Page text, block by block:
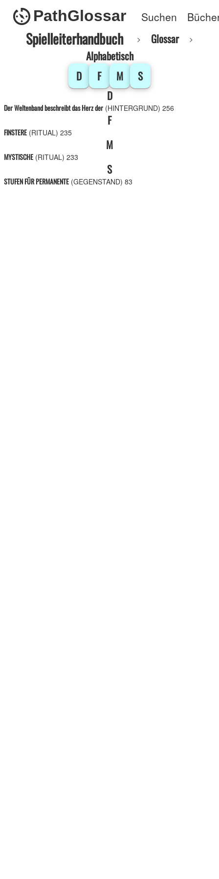
PathGlossar Suchen
Spielleiterhandbuch
Glossar
Alphabetisch
D
F M
S
D
Der Weltenband beschreibt das Herz der (HINTERGRUND) 256
F
FINSTERE (RITUAL) 235
M
MYSTISCHE (RITUAL) 233
S
STUFEN FÜR PERMANENTE (GEGENSTAND) 83